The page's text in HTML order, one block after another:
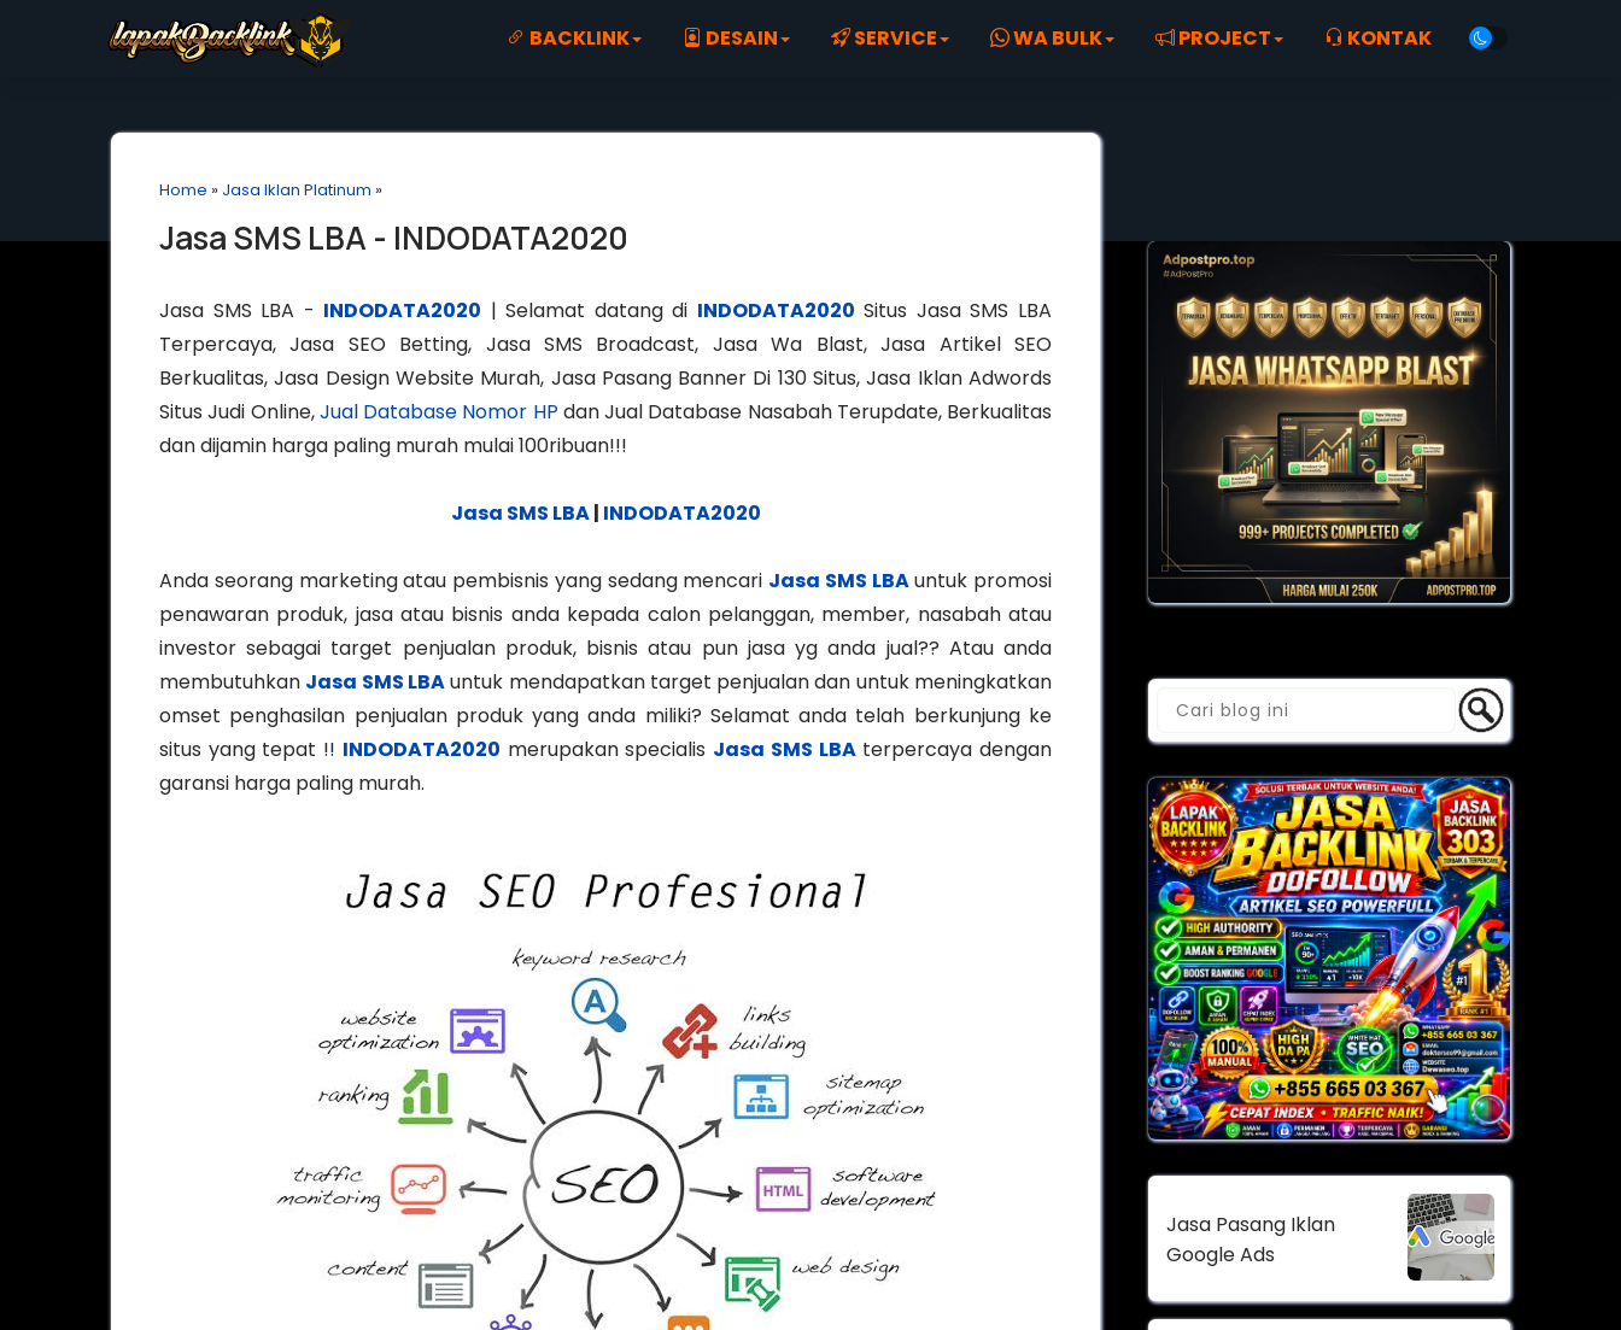
BACKLINK DESAIN SERVICE WA BULK PROJECT KONTAK
Home » Jasa Iklan Platinum »
Jasa SMS LBA - INDODATA2020
Jasa SMS LBA - INDODATA2020 | Selamat datang di INDODATA2020 Situs Jasa SMS LBA
Terpercaya, Jasa SEO Betting, Jasa SMS Broadcast, Jasa Wa Blast, Jasa Artikel SEO
Berkualitas, Jasa Design Website Murah, Jasa Pasang Banner Di 130 Situs, Jasa Iklan Adwords
Situs Judi Online,Jual Database Nomor HP dan Jual Database Nasabah Terupdate, Berkualitas
dan dijamin harga paling murah mulai 100ribuan!!!
Jasa SMS LBA| INDODATA2020
Anda seorang marketing atau pembisnis yang sedang mencari Jasa SMS LBAuntuk promosi
penawaran produk, jasa atau bisnis anda kepada calon pelanggan, member, nasabah atau
investor sebagai target penjualan produk, bisnis atau pun jasa yg anda jual?? Atau anda
membutuhkan Jasa SMS LBAuntuk mendapatkan target penjualan dan untuk meningkatkan
omset penghasilan penjualan produk yang anda miliki? Selamat anda telah berkunjung ke
situs yang tepat !! INDODATA2020 merupakan specialis Jasa SMS LBAterpercaya dengan
garansi harga paling murah.
Jasa Pasang Iklan
Google Ads